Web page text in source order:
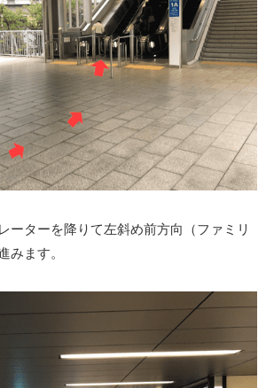
ーターを降りて左斜め前方向（ファミリ
みます。